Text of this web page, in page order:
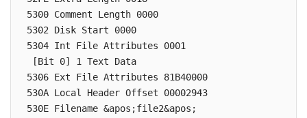
5300 Comment Length 0000
5302 Disk Start 0000
5304 Int File Attributes 0001
5306 Ext File Attributes 81B40000
530A Local Header Offset 00002943
530E Filename &apos;file2&apos;